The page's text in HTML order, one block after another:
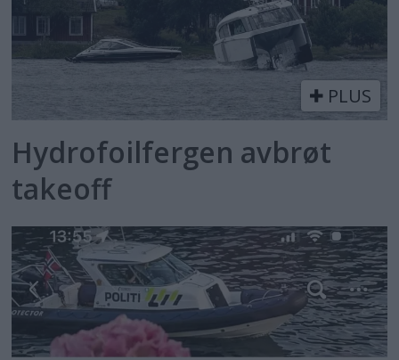
PLUS
Hydrofoilfergen avbrøt
takeoff